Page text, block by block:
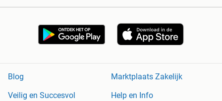
Blog
Marktplaats Zakelijk
Veilig en Succesvol
Help en Info